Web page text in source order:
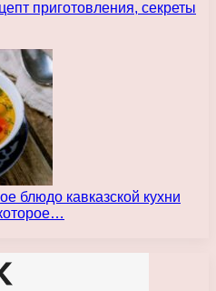
приготовления, секреты
блюдо кавказской кухни